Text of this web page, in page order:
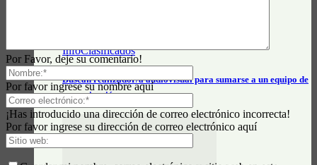
InfoClasificados
Buscan realizador/a audiovisual para sumarse a un equipo de
comunicación
Por Favor, deje su comentario!
Por favor ingrese su nombre aquí
¡Has introducido una dirección de correo electrónico incorrecta!
Por favor ingrese su dirección de correo electrónico aquí